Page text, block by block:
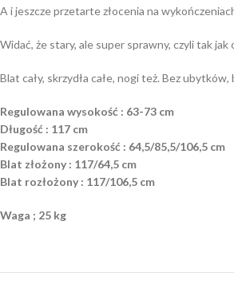
A i jeszcze przetarte złocenia na
Widać, że stary, ale super sprawny, czyli tak
Blat cały, skrzydła całe, nogi też. Bez ubytków,
Regulowana wysokość : 63-73 cm
Długość : 117 cm
Regulowana szerokość : 64,5/85,5/106,5 cm
Blat złożony : 117/64,5 cm
Blat rozłożony : 117/106,5 cm
Waga ; 25 kg